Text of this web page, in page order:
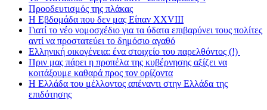
Προοδευτισμός της πλάκας
Η Εβδομάδα που δεν μας Είπαν XXVIII
Γιατί το νέο νομοσχέδιο για τα ύδατα επιβαρύνει τους πολίτες
αντί να προστατεύει το δημόσιο αγαθό
Ελληνική οικογένεια: ένα στοιχείο του παρελθόντος (!)
Πριν μας πάρει η προπέλα της κυβέρνησης αξίζει να
κοιτάξουμε καθαρά προς τον ορίζοντα
Η Ελλάδα του μέλλοντος απέναντι στην Ελλάδα της
επιδότησης